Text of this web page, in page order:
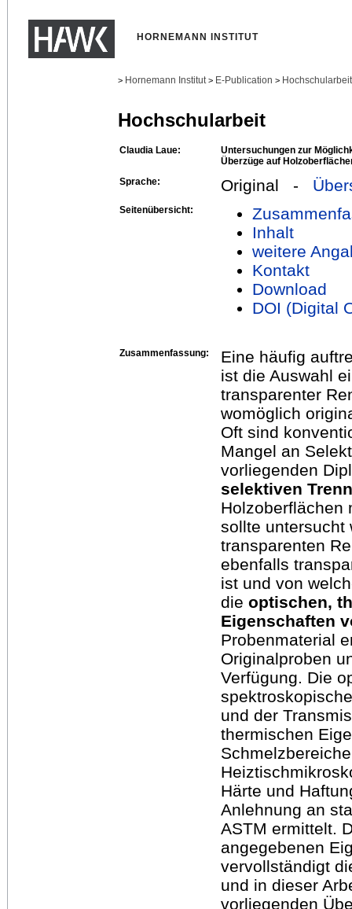
HORNEMANN INSTITUT
> Hornemann Institut > E-Publication >
Hochschularbeit
Claudia Laue:
Untersuchungen zur
Überzüge auf
Sprache:
Original -
Seitenübersicht:
Inhalt
weitere
Kontakt
Download
DOI (Digital
Zusammenfassung:
Eine häufig
ist die Auswahl
transparenter
womöglich
Oft sind
Mangel an
vorliegenden
selektiven
Holzoberflächen
sollte untersucht
transparenten
ebenfalls
ist und von
die optischen,
Eigenschaften
Probenmaterial
Originalproben
Verfügung. Die
und der
thermischen
Härte und
Anlehnung an
ASTM ermittelt.
angegebenen
vervollständigt
und in dieser
vorliegenden